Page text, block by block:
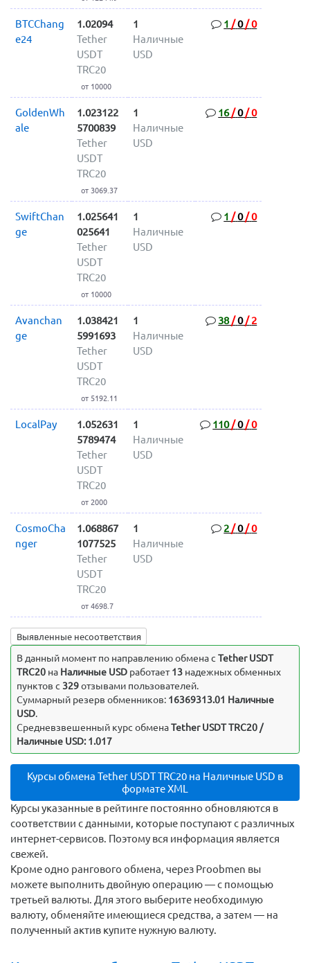
BTCChang
e24
1.02094
Tether
USDT
TRC20
от 10000
1
Наличные
USD
1 /0/0
GoldenWh
ale
1.023122
5700839
Tether
USDT
TRC20
от 3069.37
1
Наличные
USD
16/0/0
SwiftChan
ge
1.025641
025641
Tether
USDT
TRC20
от 10000
1
Наличные
USD
1 /0/0
Avanchan
ge
1.038421
5991693
Tether
USDT
TRC20
от 5192.11
1
Наличные
USD
38/0/ 2
LocalPay
1.052631
5789474
Tether
USDT
TRC20
от 2000
1
Наличные
USD
110/0/0
CosmoCha
nger
1.068867
1077525
Tether
USDT
TRC20
от 4698.7
1
Наличные
USD
2 /0/0
Выявленные несоответствия
В данный момент по направлению обмена c Tether USDT
TRC20на Наличные USDработает13надежных обменных
пунктов с 329отзывами пользователей.
Суммарный резерв обменников: 16369313.01 Наличные
USD.
Средневзвешенный курс обменаTether USDT TRC20 /
Наличные USD: 1.017
Курсы обмена Tether USDT TRC20 на Наличные USD в
формате XML
Курсы указанные в рейтинге постоянно обновляются в
соответствии с данными, которые поступают с различных
интернет-сервисов. Поэтому вся информация является
свежей.
Кроме одно рангового обмена, через Proobmen вы
можете выполнить двойную операцию — с помощью
третьей валюты. Для этого выберите необходимую
валюту, обменяйте имеющиеся средства, а затем — на
полученный актив купите нужную валюту.